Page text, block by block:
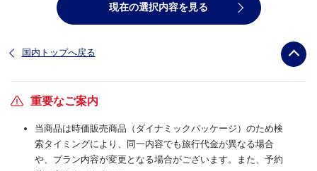
現在の選択内容を見る
国内トップへ戻る
重要なご案内
当商品は時価販売商品（ダイナミックパッケージ）のため検
索タイミングにより、同一内容でも旅行代金が異なる場合
や、プラン内容が変更となる場合がございます。また、予約